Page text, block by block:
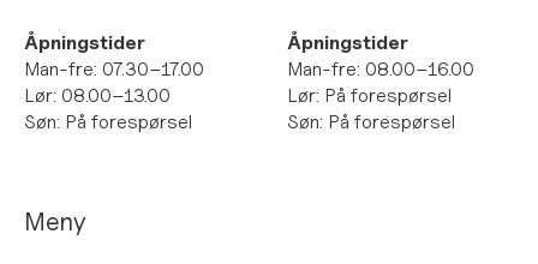
Åpningstider
Man-fre: 07.30–17.00
Lør: 08.00–13.00
Søn: På forespørsel
Åpningstider
Man-fre: 08.00–16.00
Lør: På forespørsel
Søn: På forespørsel
Meny